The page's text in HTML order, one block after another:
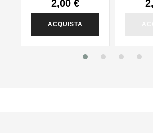
2,00 €
ACQUISTA